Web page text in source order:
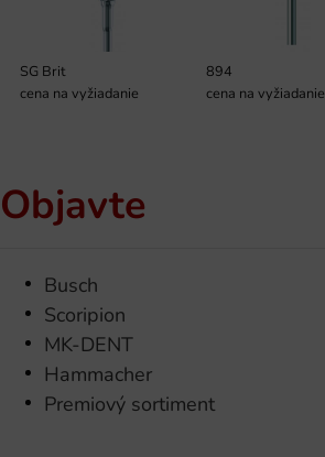
SG Brit
cena na vyžiadanie
894
cena na vyžiadanie
Objavte
Busch
Scoripion
MK-DENT
Hammacher
Premiový sortiment